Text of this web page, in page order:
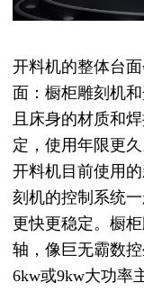
开料机的整体台
面：橱柜雕刻机
且床身的材质和
定，使用年限更久
开料机目前使用
刻机的控制系统
更快更稳定。橱
轴，像巨无霸数
6kw或9kw大功率